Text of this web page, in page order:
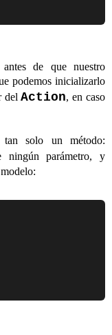
de que nuestro
podemos inicializarlo
delAction, en caso
solo un método:
parámetro, y